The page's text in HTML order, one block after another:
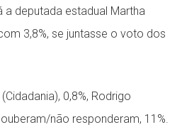
a deputada estadual Martha
3,8%, se juntasse o voto dos
0,8%, Rodrigo
não responderam, 11%.